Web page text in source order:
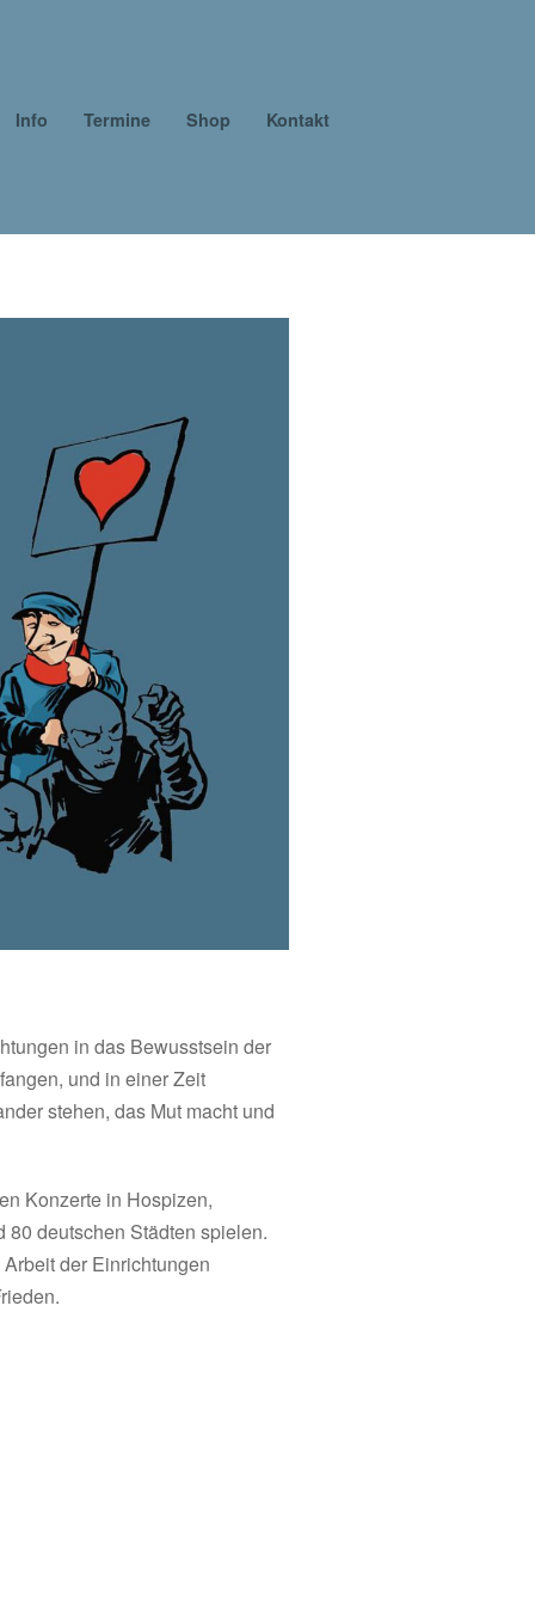
Info Termine Shop Kontakt
in das Bewusstsein der
und in einer Zeit
stehen, das Mut macht und
Konzerte in Hospizen,
deutschen Städten spielen.
der Einrichtungen